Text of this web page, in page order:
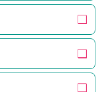
❏
❏
❏